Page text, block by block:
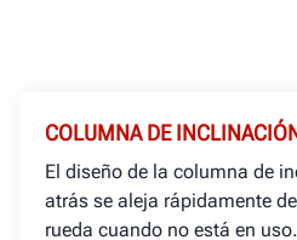
COLUMNA DE
El diseño de la columna de
atrás se aleja rápidamente
rueda cuando no está en uso.